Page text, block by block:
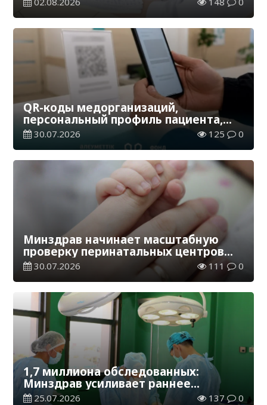
лет
QR-коды медорганизаций,
персональный профиль пациента,
оценка качества – как усиливается
«народный контроль» в
здравоохранении
30.07.2026 125 0
Минздрав начинает масштабную
проверку перинатальных центров
Казахстана
30.07.2026 111 0
1,7 миллиона обследованных:
Минздрав усиливает раннее
выявление болезней сердца
25.07.2026 137 0